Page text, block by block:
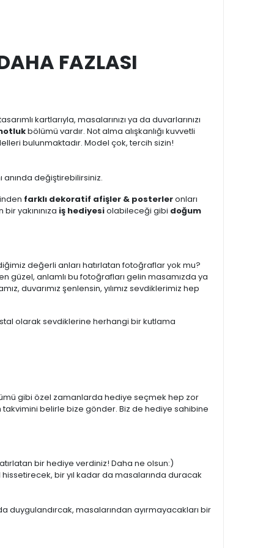
FAZLASI
kartlarıyla, masalarınızı ya da duvarlarınızı
bölümü vardır. Not alma alışkanlığı kuvvetli
bulunmaktadır. Model çok, tercih sizin!
anında değiştirebilirsiniz.
farklı dekoratif afişler & posterleronları
yakınınıza iş hediyesiolabileceği gibi doğum
değerli anları hatırlatan fotoğraflar yok mu?
güzel, anlamlı bu fotoğrafları gelin masamızda ya
duvarımız şenlensin, yılımız sevdiklerimiz hep
olarak sevdiklerine herhangi bir kutlama
gibi özel zamanlarda hediye seçmek hep zor
belirle bize gönder. Biz de hediye sahibine
bir hediye verdiniz! Daha ne olsun:)
bir yıl kadar da masalarında duracak
duygulandırcak, masalarından ayırmayacakları bir